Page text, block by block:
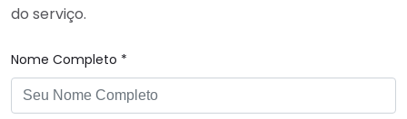
do serviço.
Nome Completo *